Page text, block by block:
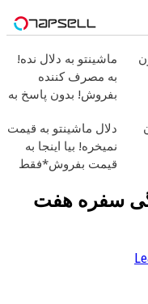
ماشینتو به دلال نده!
به مصرف کننده
بفروش! بدون پاسخ به
دلال ماشینتو به قیمت
نمیخره! بیا اینجا به
قیمت بفروش*فقط
سفره هفت